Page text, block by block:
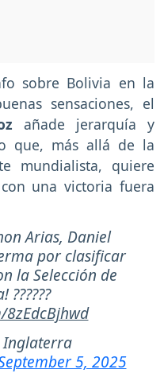
sobre Bolivia en la
sensaciones, el
añade jerarquía y
que, más allá de la
mundialista, quiere
una victoria fuera
Arias, Daniel
por clasificar
la Selección de
??????
5, 2025